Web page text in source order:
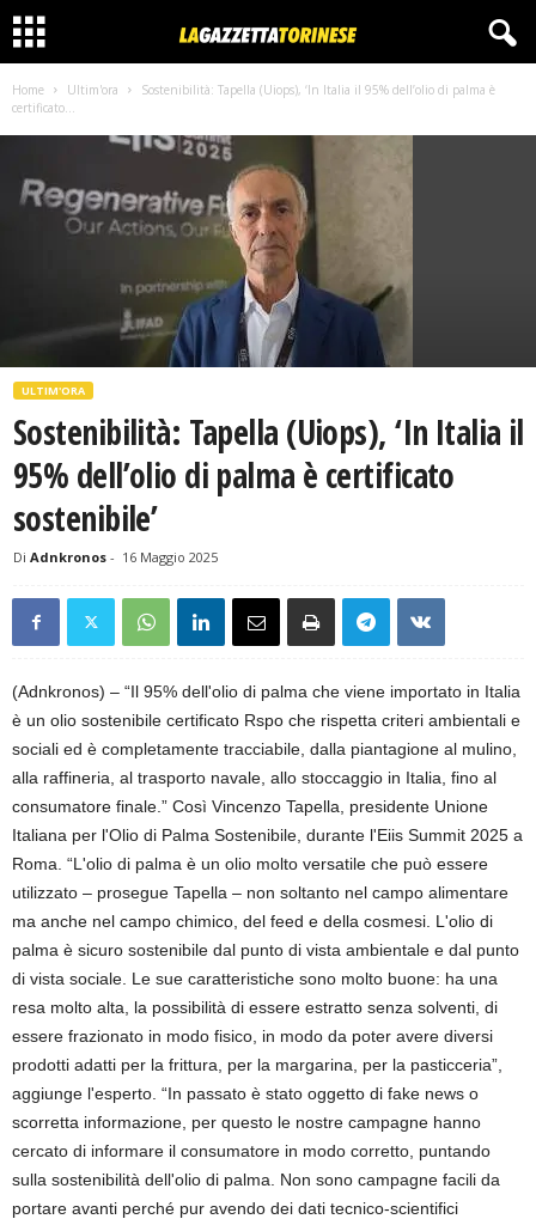
Home Ultim'ora
Sostenibilità: Tapella (Uiops), ‘In Italia il 95% dell’olio di palma è
certificato...
ULTIM'ORA
Sostenibilità: Tapella (Uiops), ‘In Italia il
95% dell’olio di palma è certificato
sostenibile’
Di Adnkronos - 16 Maggio 2025
(Adnkronos) – “Il 95% dell'olio di palma che viene importato in Italia
è un olio sostenibile certificato Rspo che rispetta criteri ambientali e
sociali ed è completamente tracciabile, dalla piantagione al mulino,
alla raffineria, al trasporto navale, allo stoccaggio in Italia, fino al
consumatore finale.” Così Vincenzo Tapella, presidente Unione
Italiana per l'Olio di Palma Sostenibile, durante l'Eiis Summit 2025 a
Roma. “L'olio di palma è un olio molto versatile che può essere
utilizzato – prosegue Tapella – non soltanto nel campo alimentare
ma anche nel campo chimico, del feed e della cosmesi. L'olio di
palma è sicuro sostenibile dal punto di vista ambientale e dal punto
di vista sociale. Le sue caratteristiche sono molto buone: ha una
resa molto alta, la possibilità di essere estratto senza solventi, di
essere frazionato in modo fisico, in modo da poter avere diversi
prodotti adatti per la frittura, per la margarina, per la pasticceria”,
aggiunge l'esperto. “In passato è stato oggetto di fake news o
scorretta informazione, per questo le nostre campagne hanno
cercato di informare il consumatore in modo corretto, puntando
sulla sostenibilità dell'olio di palma. Non sono campagne facili da
portare avanti perché pur avendo dei dati tecnico-scientifici